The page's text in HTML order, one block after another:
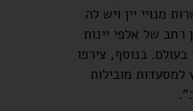
מנויי יין ויש לה
רחב של אלפי יינות
בנוסף, צירפו
למסעדות מובילות